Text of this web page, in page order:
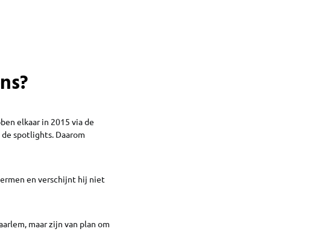
elkaar in 2015 via de
spotlights. Daarom
en verschijnt hij niet
maar zijn van plan om